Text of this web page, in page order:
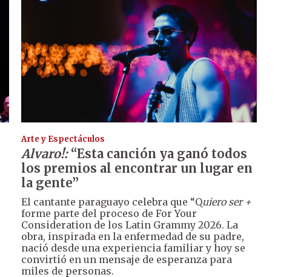
Arte y Espectáculos
Alvaro!:“Esta canción ya ganó todos
los premios al encontrar un lugar en
la gente”
El cantante paraguayo celebra que “Quiero ser +
forme parte del proceso de For Your
Consideration de los Latin Grammy 2026. La
obra, inspirada en la enfermedad de su padre,
nació desde una experiencia familiar y hoy se
convirtió en un mensaje de esperanza para
miles de personas.